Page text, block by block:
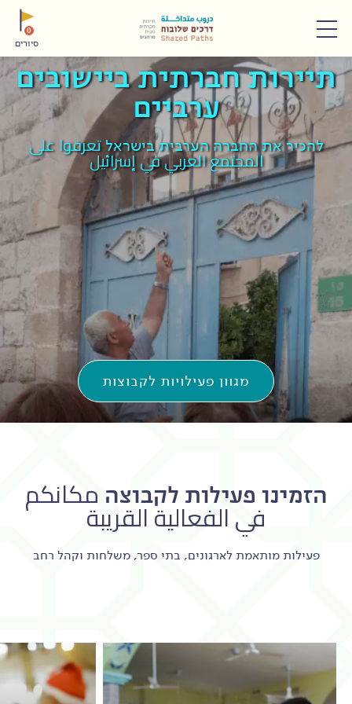
תפריט 0
סיורים
תיירות חברתית ביישובים
ערביים
להכיר את החברה הערבית בישראל تعرفوا على
المجتمع العربي في إسرائيل
מגוון פעילויות לקבוצות
הזמינו פעילות לקבוצה مكانكم
في الفعالية القريبة
פעילות מותאמת לארגונים, בתי ספר, משלחות וקהל רחב